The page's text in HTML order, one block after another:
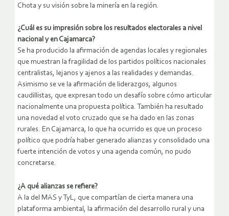
Chota y su visión sobre la minería en la región.
¿Cuál es su impresión sobre los resultados electorales a nivel
nacional y en Cajamarca?
Se ha producido la afirmación de agendas locales y regionales
que muestran la fragilidad de los partidos políticos nacionales
centralistas, lejanos y ajenos a las realidades y demandas.
Asimismo se ve la afirmación de liderazgos, algunos
caudillistas, que expresan todo un desafío sobre cómo articular
nacionalmente una propuesta política. También ha resultado
una novedad el voto cruzado que se ha dado en las zonas
rurales. En Cajamarca, lo que ha ocurrido es que un proceso
político que podría haber generado alianzas y consolidado una
fuerte intención de votos y una agenda común, no pudo
concretarse.
¿A qué alianzas se refiere?
A la del MAS y TyL, que compartían de cierta manera una
plataforma ambiental, la afirmación del desarrollo rural y una